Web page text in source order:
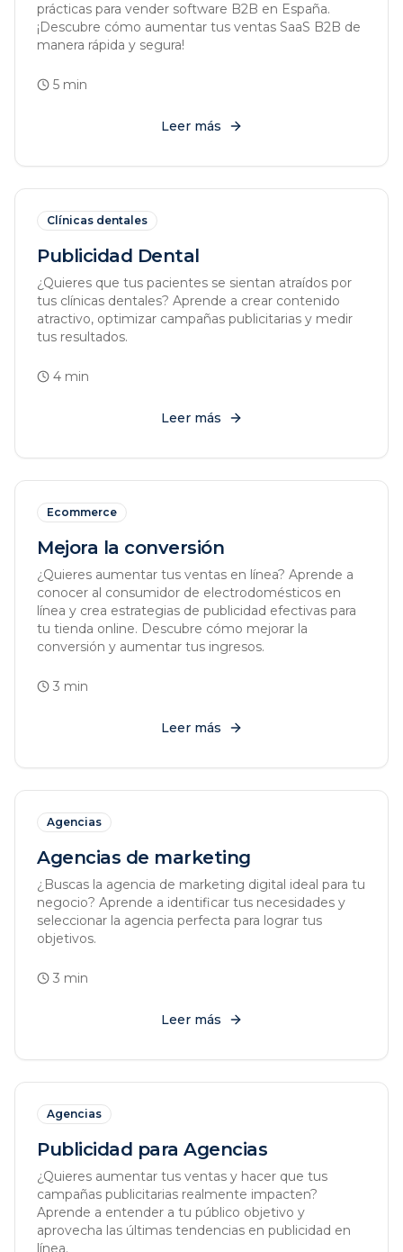
prácticas para vender software B2B en España.
¡Descubre cómo aumentar tus ventas SaaS B2B de
manera rápida y segura!
5 min
Leer más
Clínicas dentales
Publicidad Dental
¿Quieres que tus pacientes se sientan atraídos por
tus clínicas dentales? Aprende a crear contenido
atractivo, optimizar campañas publicitarias y medir
tus resultados.
4 min
Leer más
Ecommerce
Mejora la conversión
¿Quieres aumentar tus ventas en línea? Aprende a
conocer al consumidor de electrodomésticos en
línea y crea estrategias de publicidad efectivas para
tu tienda online. Descubre cómo mejorar la
conversión y aumentar tus ingresos.
3 min
Leer más
Agencias
Agencias de marketing
¿Buscas la agencia de marketing digital ideal para tu
negocio? Aprende a identificar tus necesidades y
seleccionar la agencia perfecta para lograr tus
objetivos.
3 min
Leer más
Agencias
Publicidad para Agencias
¿Quieres aumentar tus ventas y hacer que tus
campañas publicitarias realmente impacten?
Aprende a entender a tu público objetivo y
aprovecha las últimas tendencias en publicidad en
línea.